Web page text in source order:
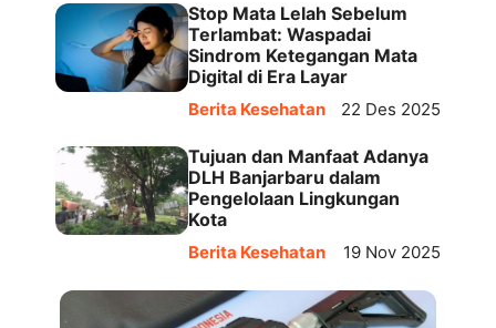
Stop Mata Lelah Sebelum
Terlambat: Waspadai
Sindrom Ketegangan Mata
Digital di Era Layar
Berita Kesehatan 22 Des 2025
Tujuan dan Manfaat Adanya
DLH Banjarbaru dalam
Pengelolaan Lingkungan
Kota
Berita Kesehatan 19 Nov 2025